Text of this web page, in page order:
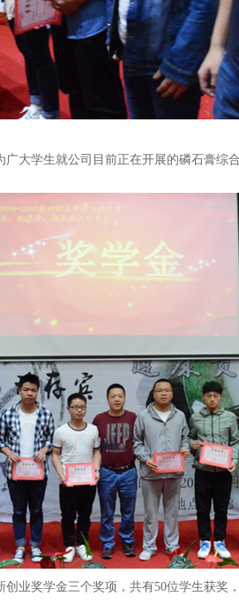
大学生就公司目前正在开展的磷石膏综
创业奖学金三个奖项，共有50位学生获奖